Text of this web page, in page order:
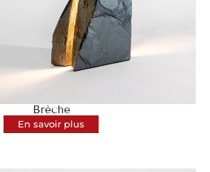
Brèche
En savoir plus